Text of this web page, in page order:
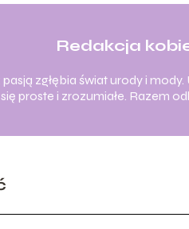
Redakcja
zgłębia świat urody i
proste i zrozumiałe. Razem